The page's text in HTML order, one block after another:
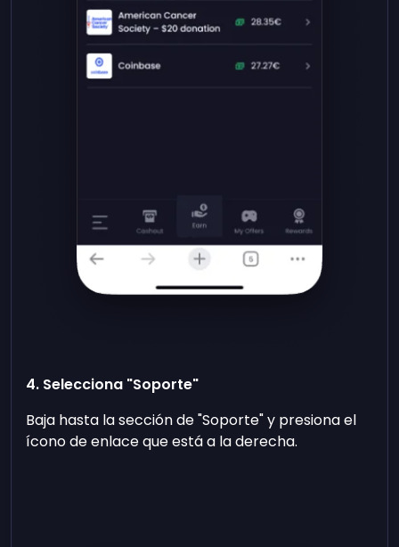
4. Selecciona "Soporte"
Baja hasta la sección de "Soporte" y presiona el
ícono de enlace que está a la derecha.